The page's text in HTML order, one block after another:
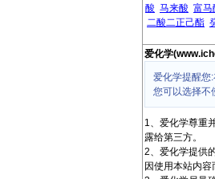
酸 马来酸 富马
二酸二正己酯
爱化学
爱化学提醒您
您可以选择不
1、爱化学尊重
露给第三方。
2、爱化学提供
因使用本站内容